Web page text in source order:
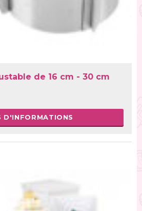
de 16 cm - 30 cm
D'INFORMATIONS